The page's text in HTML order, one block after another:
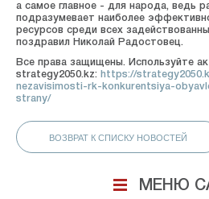
а самое главное - для народа, ведь
подразумевает наиболее
ресурсов среди всех
поздравил Николай Радостовец.
Все права защищены. Используйте
strategy2050.kz: https://
nezavisimosti-rk-konkurentsiya-
strany/
ВОЗВРАТ К СПИСКУ НОВОСТЕЙ
МЕНЮ